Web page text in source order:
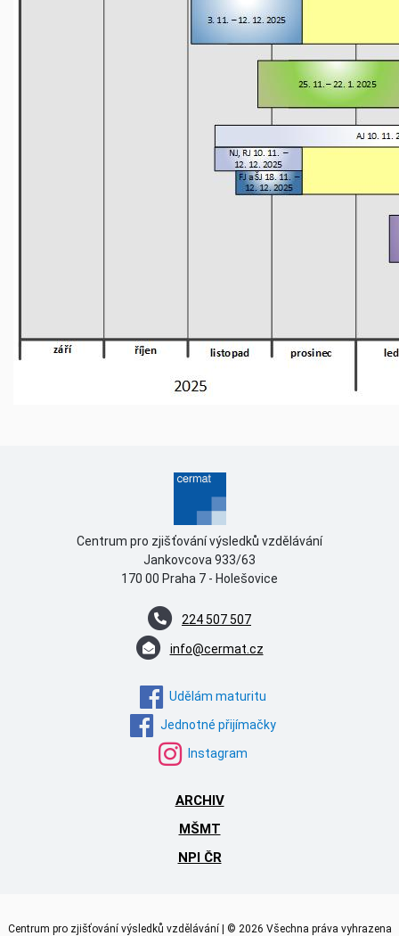
Centrum pro zjišťování výsledků vzdělávání
Jankovcova 933/63
170 00 Praha 7 - Holešovice
224 507 507
info@cermat.cz
Udělám maturitu
Jednotné přijímačky
Instagram
ARCHIV
MŠMT
NPI ČR
Centrum pro zjišťování výsledků vzdělávání | © 2026 Všechna práva vyhrazena